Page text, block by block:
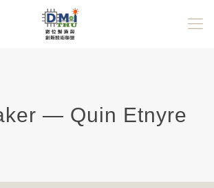
— Quin Etnyre